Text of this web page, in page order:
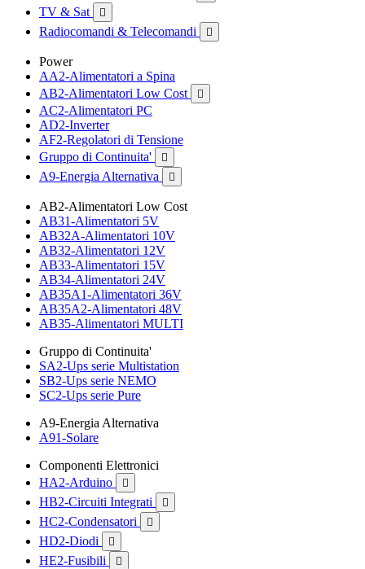
TV & Sat 
Radiocomandi & Telecomandi 
Power
AA2-Alimentatori a Spina
AB2-Alimentatori Low Cost

AC2-Alimentatori PC
AD2-Inverter
AF2-Regolatori di Tensione
Gruppo di Continuita'

A9-Energia Alternativa 
AB2-Alimentatori Low Cost
AB31-Alimentatori 5V
AB32A-Alimentatori 10V
AB32-Alimentatori 12V
AB33-Alimentatori 15V
AB34-Alimentatori 24V
AB35A1-Alimentatori 36V
AB35A2-Alimentatori 48V
AB35-Alimentatori MULTI
Gruppo di Continuita'
SA2-Ups serie Multistation
SB2-Ups serie NEMO
SC2-Ups serie Pure
A9-Energia Alternativa
A91-Solare
Componenti Elettronici
HA2-Arduino

HB2-Circuiti Integrati 
HC2-Condensatori 
HD2-Diodi 
HE2-Fusibili 